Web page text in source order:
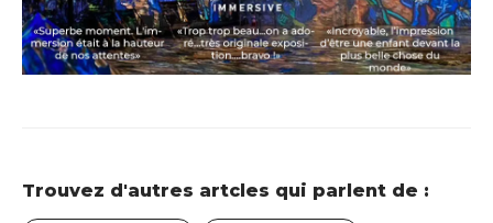
Trouvez d'autres artcles qui parlent de :